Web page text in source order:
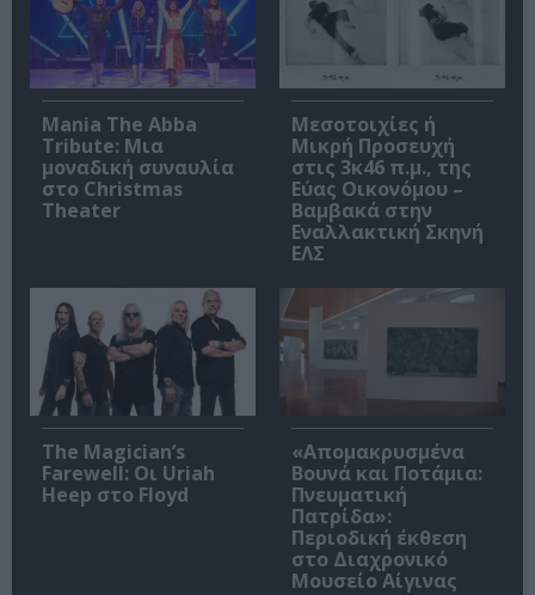
Mania The Abba
Tribute: Μια
μοναδική συναυλία
στο Christmas
Theater
Μεσοτοιχίες ή
Μικρή Προσευχή
στις 3κ46 π.μ., της
Εύας Οικονόμου –
Βαμβακά στην
Εναλλακτική Σκηνή
ΕΛΣ
The Magician’s
Farewell: Οι Uriah
Heep στο Floyd
«Απομακρυσμένα
Βουνά και Ποτάμια:
Πνευματική
Πατρίδα»:
Περιοδική έκθεση
στο Διαχρονικό
Μουσείο Αίγινας